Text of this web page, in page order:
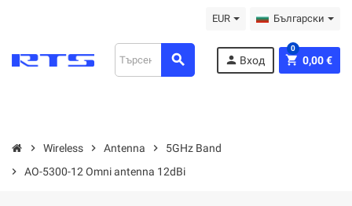
EUR Български
search person Вход shopping_cart 0,00 €
0
chevron_right Wireless chevron_right Antenna chevron_right
5GHz Band
chevron_right
AO-5300-12 Omni antenna 12dBi